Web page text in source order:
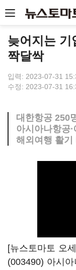
늦어지는 기
짝달싹
입력: 2023-07-31
수정: 2023-07-31
대한항공 250
아시아나항공
해외여행 활기
[뉴스토마토 오
(003490) 아시